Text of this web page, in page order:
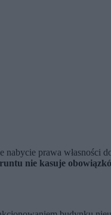
prawa własności
nie kasuje